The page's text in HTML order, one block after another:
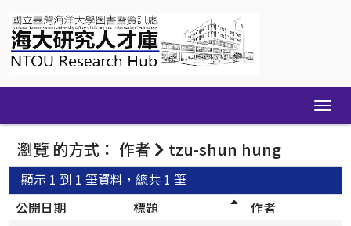
navigation
瀏覽 的方式： 作者 tzu-shun hung
顯示 1 到 1 筆資料，總共 1 筆
公開日期
標題
作者